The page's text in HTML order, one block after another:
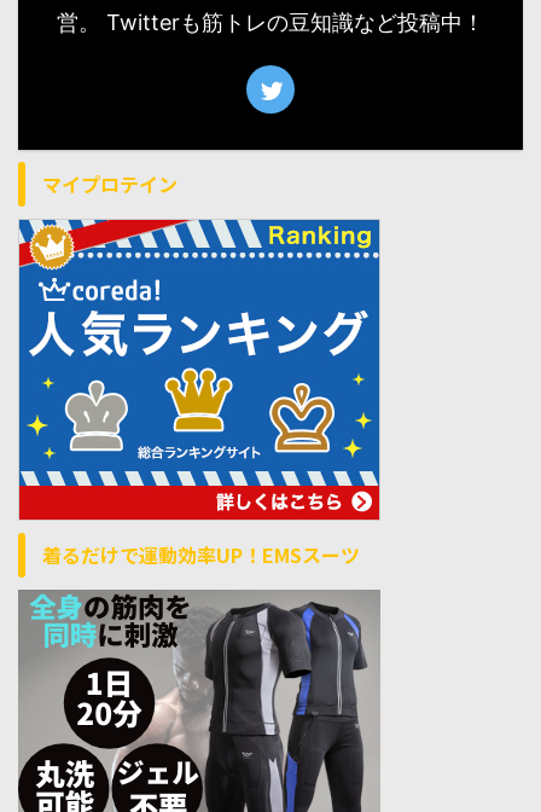
営。 Twitterも筋トレの豆知識など投稿中！
マイプロテイン
着るだけで運動効率UP！EMSスーツ